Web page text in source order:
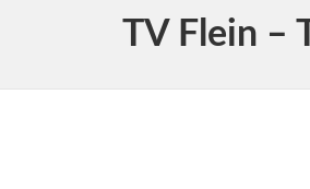
TV Flein –